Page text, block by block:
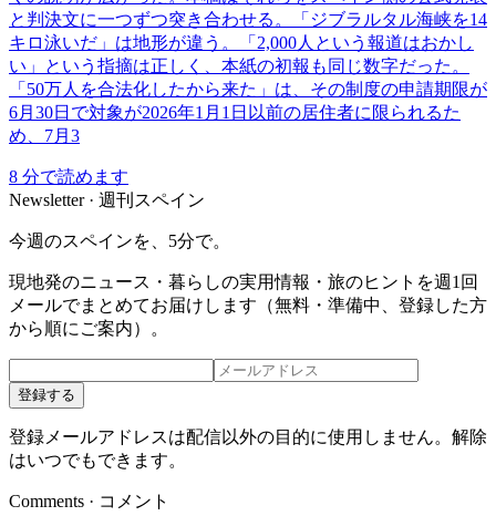
と判決文に一つずつ突き合わせる。「ジブラルタル海峡を14
キロ泳いだ」は地形が違う。「2,000人という報道はおかし
い」という指摘は正しく、本紙の初報も同じ数字だった。
「50万人を合法化したから来た」は、その制度の申請期限が
6月30日で対象が2026年1月1日以前の居住者に限られるた
め、7月3
8 分で読めます
Newsletter · 週刊スペイン
今週のスペインを、5分で。
現地発のニュース・暮らしの実用情報・旅のヒントを週1回
メールでまとめてお届けします（無料・準備中、登録した方
から順にご案内）。
登録する
登録メールアドレスは配信以外の目的に使用しません。解除
はいつでもできます。
Comments · コメント